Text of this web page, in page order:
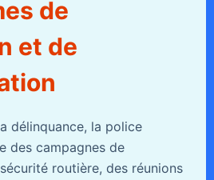
de
et de
délinquance, la police
des campagnes de
routière, des réunions